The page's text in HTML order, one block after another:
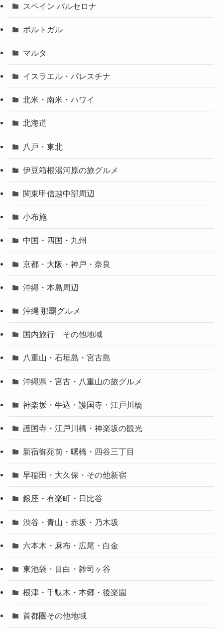
スペイン バルセロナ
ポルトガル
マルタ
イスラエル・パレスチナ
北米・南米・ハワイ
北海道
八戸・東北
伊豆箱根湯河原の旅グルメ
関東甲信越中部周辺
小布施
中国・四国・九州
京都・大阪・神戸・奈良
沖縄・本島周辺
沖縄 那覇グルメ
国内旅行 その他地域
八重山・石垣島・宮古島
沖縄県・宮古・八重山の旅グルメ
神楽坂・牛込・護国寺・江戸川橋
護国寺・江戸川橋・神楽坂の観光
新宿御苑前・曙橋・四谷三丁目
早稲田・大久保・その他新宿
銀座・有楽町・日比谷
渋谷・青山・赤坂・乃木坂
六本木・麻布・広尾・白金
東池袋・目白・雑司ヶ谷
根津・千駄木・本郷・後楽園
首都圏その他地域